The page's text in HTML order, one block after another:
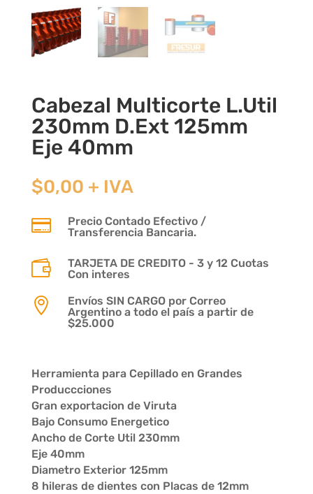
Cabezal Multicorte L.Util
230mm D.Ext 125mm
Eje 40mm
$0,00 + IVA

Precio Contado Efectivo /
Transferencia Bancaria.

TARJETA DE CREDITO - 3 y 12 Cuotas
Con interes

Envíos SIN CARGO por Correo
Argentino a todo el país a partir de
$25.000
Herramienta para Cepillado en Grandes
Produccciones
Gran exportacion de Viruta
Bajo Consumo Energetico
Ancho de Corte Util 230mm
Eje 40mm
Diametro Exterior 125mm
8 hileras de dientes con Placas de 12mm